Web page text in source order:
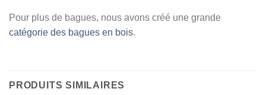
Pour plus de bagues, nous avons créé une grande
catégorie des bagues en bois.
PRODUITS SIMILAIRES